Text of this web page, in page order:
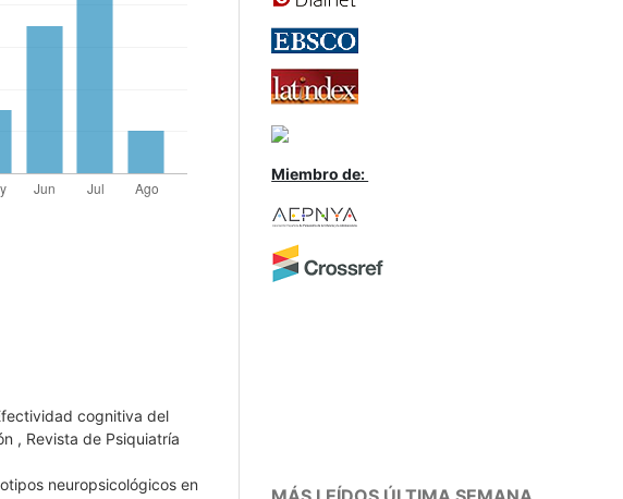
cognitiva del
, Revista de Psiquiatría
neuropsicológicos en
Miembro de: